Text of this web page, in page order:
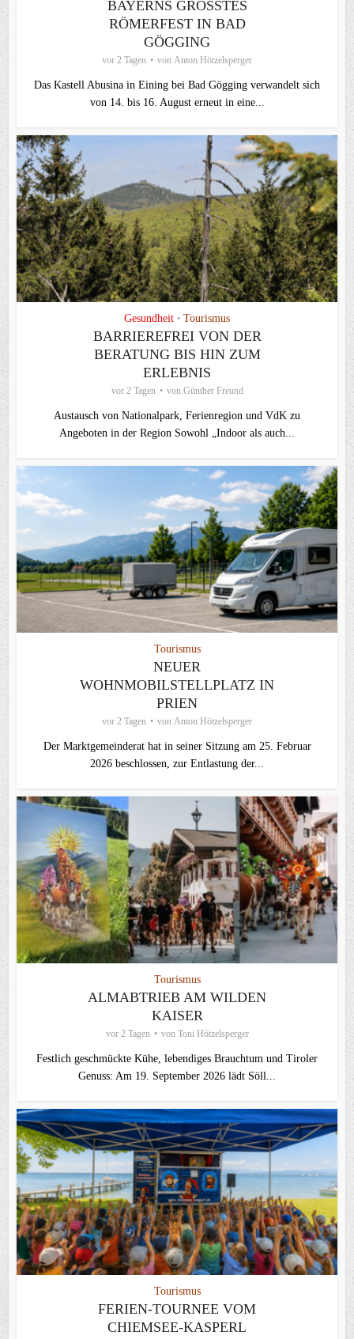
BAYERNS GRÖSSTES R
ÖMERFEST IN BAD G
ÖGGING
vor 2 Tagen von Anton Hötzelsperger
Das Kastell Abusina in Eining bei Bad Gögging verwandelt sich
von 14. bis 16. August erneut in eine...
Gesundheit • Tourismus
BARRIEREFREI VON DER
BERATUNG BIS HIN ZUM
ERLEBNIS
vor 2 Tagen von Günther Freund
Austausch von Nationalpark, Ferienregion und VdK zu
Angeboten in der Region Sowohl „Indoor als auch...
Tourismus
NEUER
WOHNMOBILSTELLPLATZ IN
PRIEN
vor 2 Tagen von Anton Hötzelsperger
Der Marktgemeinderat hat in seiner Sitzung am 25. Februar
2026 beschlossen, zur Entlastung der...
Tourismus
ALMABTRIEB AM WILDEN
KAISER
vor 2 Tagen von Toni Hötzelsperger
Festlich geschmückte Kühe, lebendiges Brauchtum und Tiroler
Genuss: Am 19. September 2026 lädt Söll...
Tourismus
FERIEN-TOURNEE VOM
CHIEMSEE-KASPERL